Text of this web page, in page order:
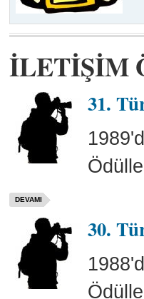
İLETİŞİM
31.
DEVAMI
30.